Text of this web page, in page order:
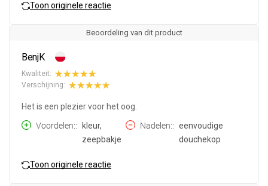
Toon originele reactie
Beoordeling van dit product
BenjK
Kwaliteit:
Verschijning:
Het is een plezier voor het oog.
Voordelen:
kleur,
zeepbakje
Nadelen:
eenvoudige
douchekop
Toon originele reactie